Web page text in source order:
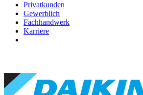
Privatkunden
Gewerblich
Fachhandwerk
Karriere